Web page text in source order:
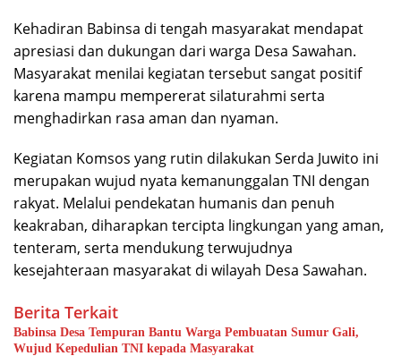
Kehadiran Babinsa di tengah masyarakat mendapat
apresiasi dan dukungan dari warga Desa Sawahan.
Masyarakat menilai kegiatan tersebut sangat positif
karena mampu mempererat silaturahmi serta
menghadirkan rasa aman dan nyaman.
Kegiatan Komsos yang rutin dilakukan Serda Juwito ini
merupakan wujud nyata kemanunggalan TNI dengan
rakyat. Melalui pendekatan humanis dan penuh
keakraban, diharapkan tercipta lingkungan yang aman,
tenteram, serta mendukung terwujudnya
kesejahteraan masyarakat di wilayah Desa Sawahan.
Berita Terkait
Babinsa Desa Tempuran Bantu Warga Pembuatan Sumur Gali,
Wujud Kepedulian TNI kepada Masyarakat